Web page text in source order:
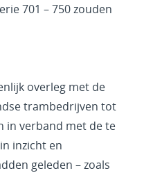
701 – 750 zouden
overleg met de
trambedrijven tot
in verband met de te
inzicht en
geleden – zoals